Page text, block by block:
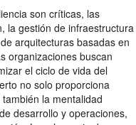
son críticas, las
la gestión de infraestructura
arquitecturas basadas en
organizaciones buscan
el ciclo de vida del
no solo proporciona
la mentalidad
desarrollo y operaciones,